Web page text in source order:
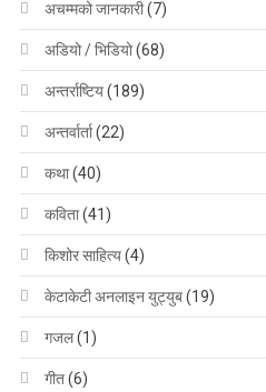
अचम्मको जानकारी(7)
अडियो / भिडियो(68)
अन्तर्राष्टिय(189)
अन्तर्वार्ता(22)
कथा(40)
कविता(41)
किशोर साहित्य(4)
केटाकेटी अनलाइन युट्युब(19)
गजल(1)
गीत(6)